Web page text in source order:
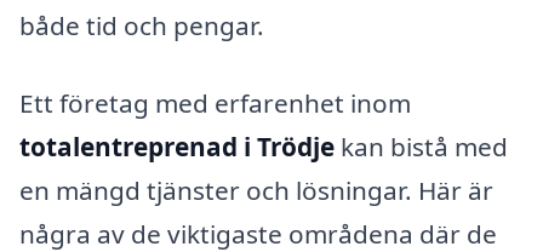
både tid och pengar.
Ett företag med erfarenhet inom
totalentreprenad i Trödje kan bistå med
en mängd tjänster och lösningar. Här är
några av de viktigaste områdena där de